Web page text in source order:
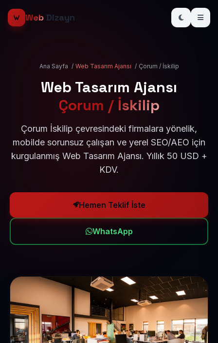
Web Dizayn
Ana Sayfa / Web Tasarım Ajansı / Çorum / İskilip
Web Tasarım Ajansı
Çorum / İskilip
Çorum İskilip çevresindeki firmalara yönelik,
mobilde sorunsuz çalışan ve yerel SEO/AEO için
kurgulanmış Web Tasarım Ajansı. Yıllık 50 USD +
KDV.
Hemen Teklif İste
WhatsApp